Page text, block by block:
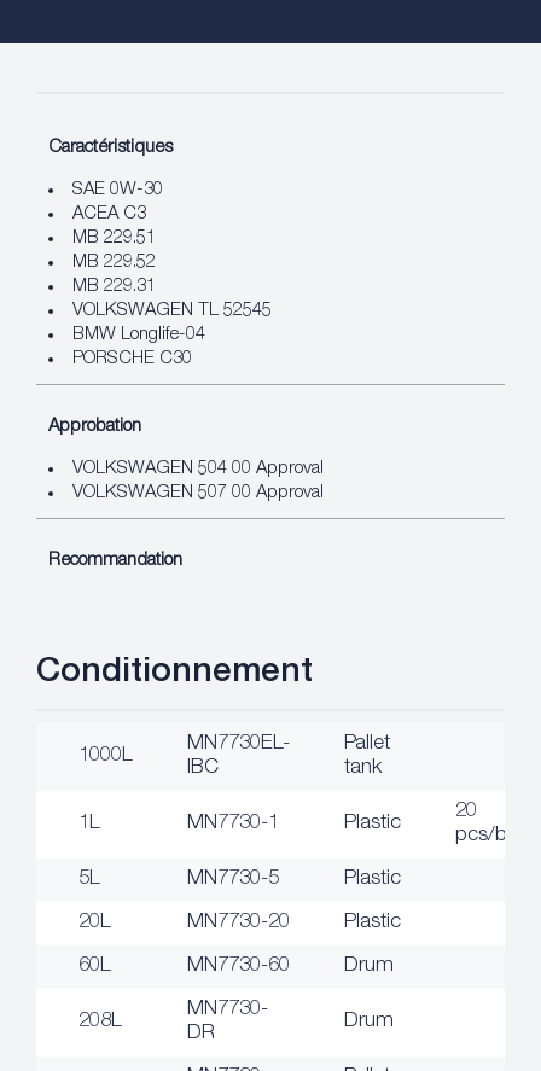
Caractéristiques
SAE 0W-30
ACEA C3
MB 229.51
MB 229.52
MB 229.31
VOLKSWAGEN TL 52545
BMW Longlife-04
PORSCHE C30
Approbation
VOLKSWAGEN 504 00 Approval
VOLKSWAGEN 507 00 Approval
Recommandation
Conditionnement
1000L
MN7730EL-
IBC
Pallet
tank
1L MN7730-1 Plastic
20
pcs/box
5L MN7730-5 Plastic
20L MN7730-20 Plastic
60L MN7730-60 Drum
208L
MN7730-
DR
Drum